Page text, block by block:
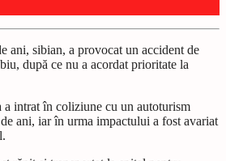
ani, sibian, a provocat un accident de
după ce nu a acordat prioritate la
a intrat în coliziune cu un autoturism
ani, iar în urma impactului a fost avariat